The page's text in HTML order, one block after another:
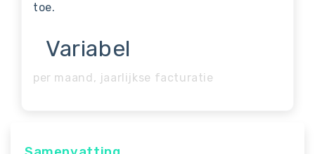
toe.
Variabel
per maand, jaarlijkse facturatie